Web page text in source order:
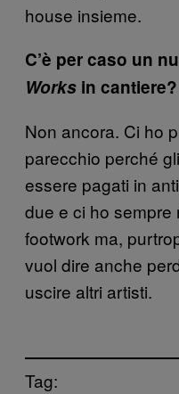
house insieme.
C’è per caso un
Works in cantiere?
Non ancora. Ci ho
parecchio perché
essere pagati in
due e ci ho sempre
footwork ma,
vuol dire anche
uscire altri artisti.
Tag: